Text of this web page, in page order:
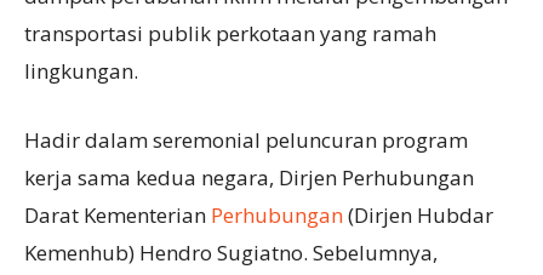
transportasi publik perkotaan yang ramah
lingkungan.
Hadir dalam seremonial peluncuran program
kerja sama kedua negara, Dirjen Perhubungan
Darat Kementerian Perhubungan(Dirjen Hubdar
Kemenhub) Hendro Sugiatno. Sebelumnya,